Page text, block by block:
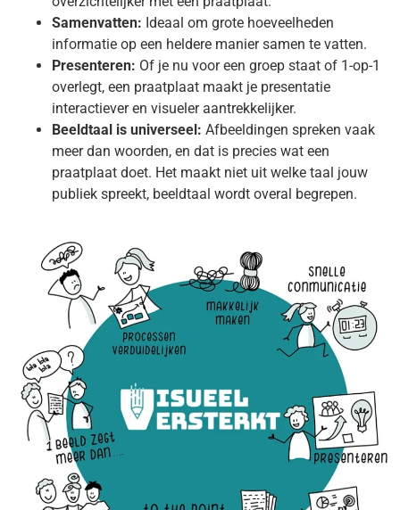
Samenvatten: Ideaal om grote hoeveelheden
informatie op een heldere manier samen te vatten.
Presenteren: Of je nu voor een groep staat of 1-op-1
overlegt, een praatplaat maakt je presentatie
interactiever en visueler aantrekkelijker.
Beeldtaal is universeel: Afbeeldingen spreken vaak
meer dan woorden, en dat is precies wat een
praatplaat doet. Het maakt niet uit welke taal jouw
publiek spreekt, beeldtaal wordt overal begrepen.